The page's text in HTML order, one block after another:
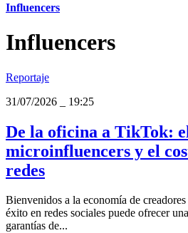
Influencers
Influencers
Reportaje
31/07/2026
19:25
De la oficina a TikTok:
microinfluencers y el
redes
Bienvenidos a la economía de
éxito en redes sociales puede ofrecer
garantías de...